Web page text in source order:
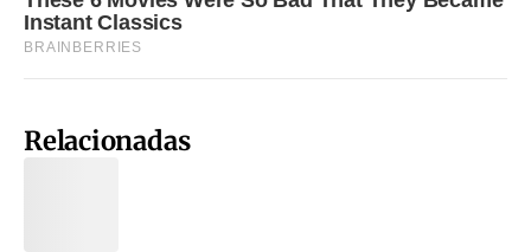
Relacionadas